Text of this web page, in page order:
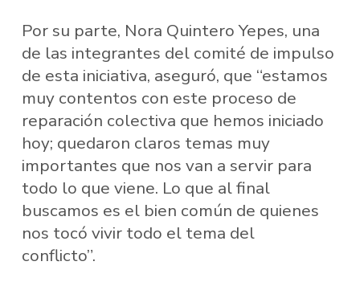
Por su parte, Nora Quintero Yepes, una
de las integrantes del comité de impulso
de esta iniciativa, aseguró, que “estamos
muy contentos con este proceso de
reparación colectiva que hemos iniciado
hoy; quedaron claros temas muy
importantes que nos van a servir para
todo lo que viene. Lo que al final
buscamos es el bien común de quienes
nos tocó vivir todo el tema del
conflicto”.